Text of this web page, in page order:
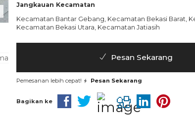
Jangkauan Kecamatan
Kecamatan Bantar Gebang, Kecamatan Bekasi Barat,
Kecamatan Bekasi Utara, Kecamatan Jatiasih
Pesan Sekarang
Pemesanan lebih cepat! Pesan Sekarang
Bagikan ke